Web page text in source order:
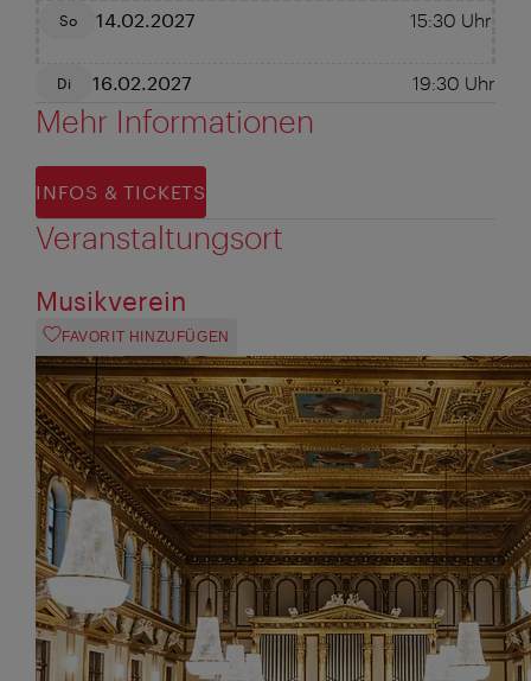
So 14.02.2027 15:30 Uhr
Di 16.02.2027 19:30 Uhr
Mehr Informationen
INFOS & TICKETS
Veranstaltungsort
Musikverein
FAVORIT HINZUFÜGEN